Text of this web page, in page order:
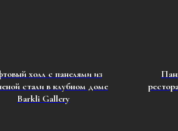
холл с панелями из
стали в клубном доме
Barkli Gallery